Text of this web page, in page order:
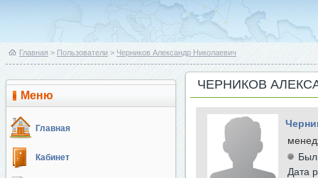
Главная > Пользователи > Черников Александр Николаевич
Меню
Главная
Кабинет
ЧЕРНИКОВ
Был
Дата